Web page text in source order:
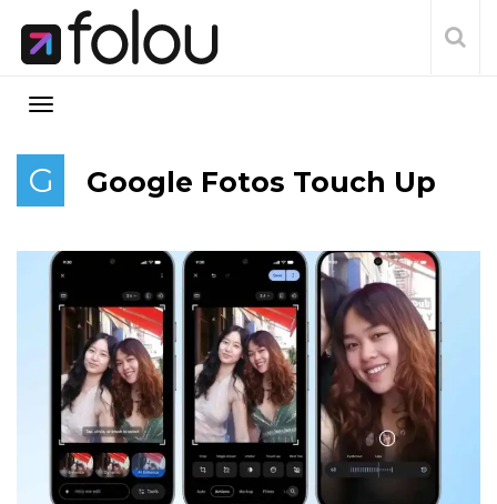
G Google Fotos Touch Up